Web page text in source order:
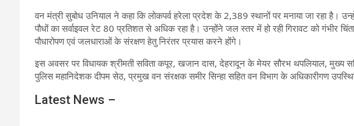
वन मंत्री सुबोध उनियाल ने कहा कि लोकपर्व हरेला प्रदेश के 2,389 स्थानों पर मनाया जा रहा है।
पौधों का सर्वाइवल रेट 80 प्रतिशत से अधिक रहा है। उन्होंने जल स्तर में हो रही गिरावट को गंभीर
पौधारोपण एवं जलधाराओं के संरक्षण हेतु निरंतर प्रयास करने होंगे।
इस अवसर पर विधायक श्रीमती सविता कपूर, खजान दास, देहरादून के मेयर सौरभ थपलियाल, मुख्य
पुलिस महानिदेशक दीपम सेठ, प्रमुख वन संरक्षक समीर सिन्हा सहित वन विभाग के अधिकारीगण
Latest News –